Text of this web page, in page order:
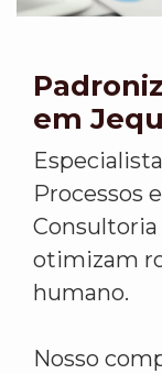
em
Processos
otimizam
humano.
Nosso